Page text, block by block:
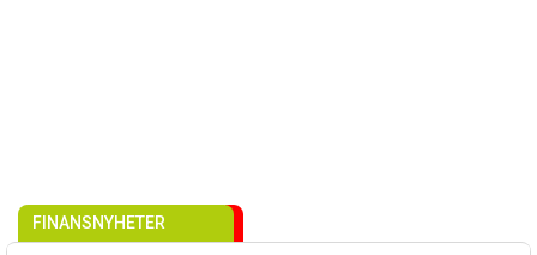
FINANSNYHETER